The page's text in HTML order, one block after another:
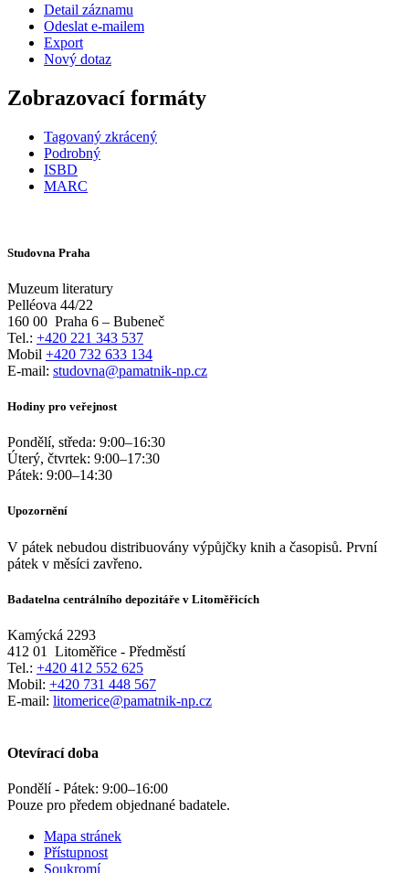
Detail záznamu
Odeslat e-mailem
Export
Nový dotaz
Zobrazovací formáty
Tagovaný zkrácený
Podrobný
ISBD
MARC
Studovna Praha
Muzeum literatury
Pelléova 44/22
160 00 Praha 6 – Bubeneč
Tel.: +420 221 343 537
Mobil +420 732 633 134
E-mail: studovna@pamatnik-np.cz
Hodiny pro veřejnost
Pondělí, středa: 9:00–16:30
Úterý, čtvrtek: 9:00–17:30
Pátek: 9:00–14:30
Upozornění
V pátek nebudou distribuovány výpůjčky knih a časopisů. První
pátek v měsíci zavřeno.
Badatelna centrálního depozitáře v Litoměřicích
Kamýcká 2293
412 01
Litoměřice - Předměstí
Tel.: +420 412 552 625
Mobil: +420 731 448 567
E-mail: litomerice@pamatnik-np.cz
Otevírací doba
Pondělí - Pátek: 9:00–16:00
Pouze pro předem objednané badatele.
Mapa stránek
Přístupnost
Soukromí